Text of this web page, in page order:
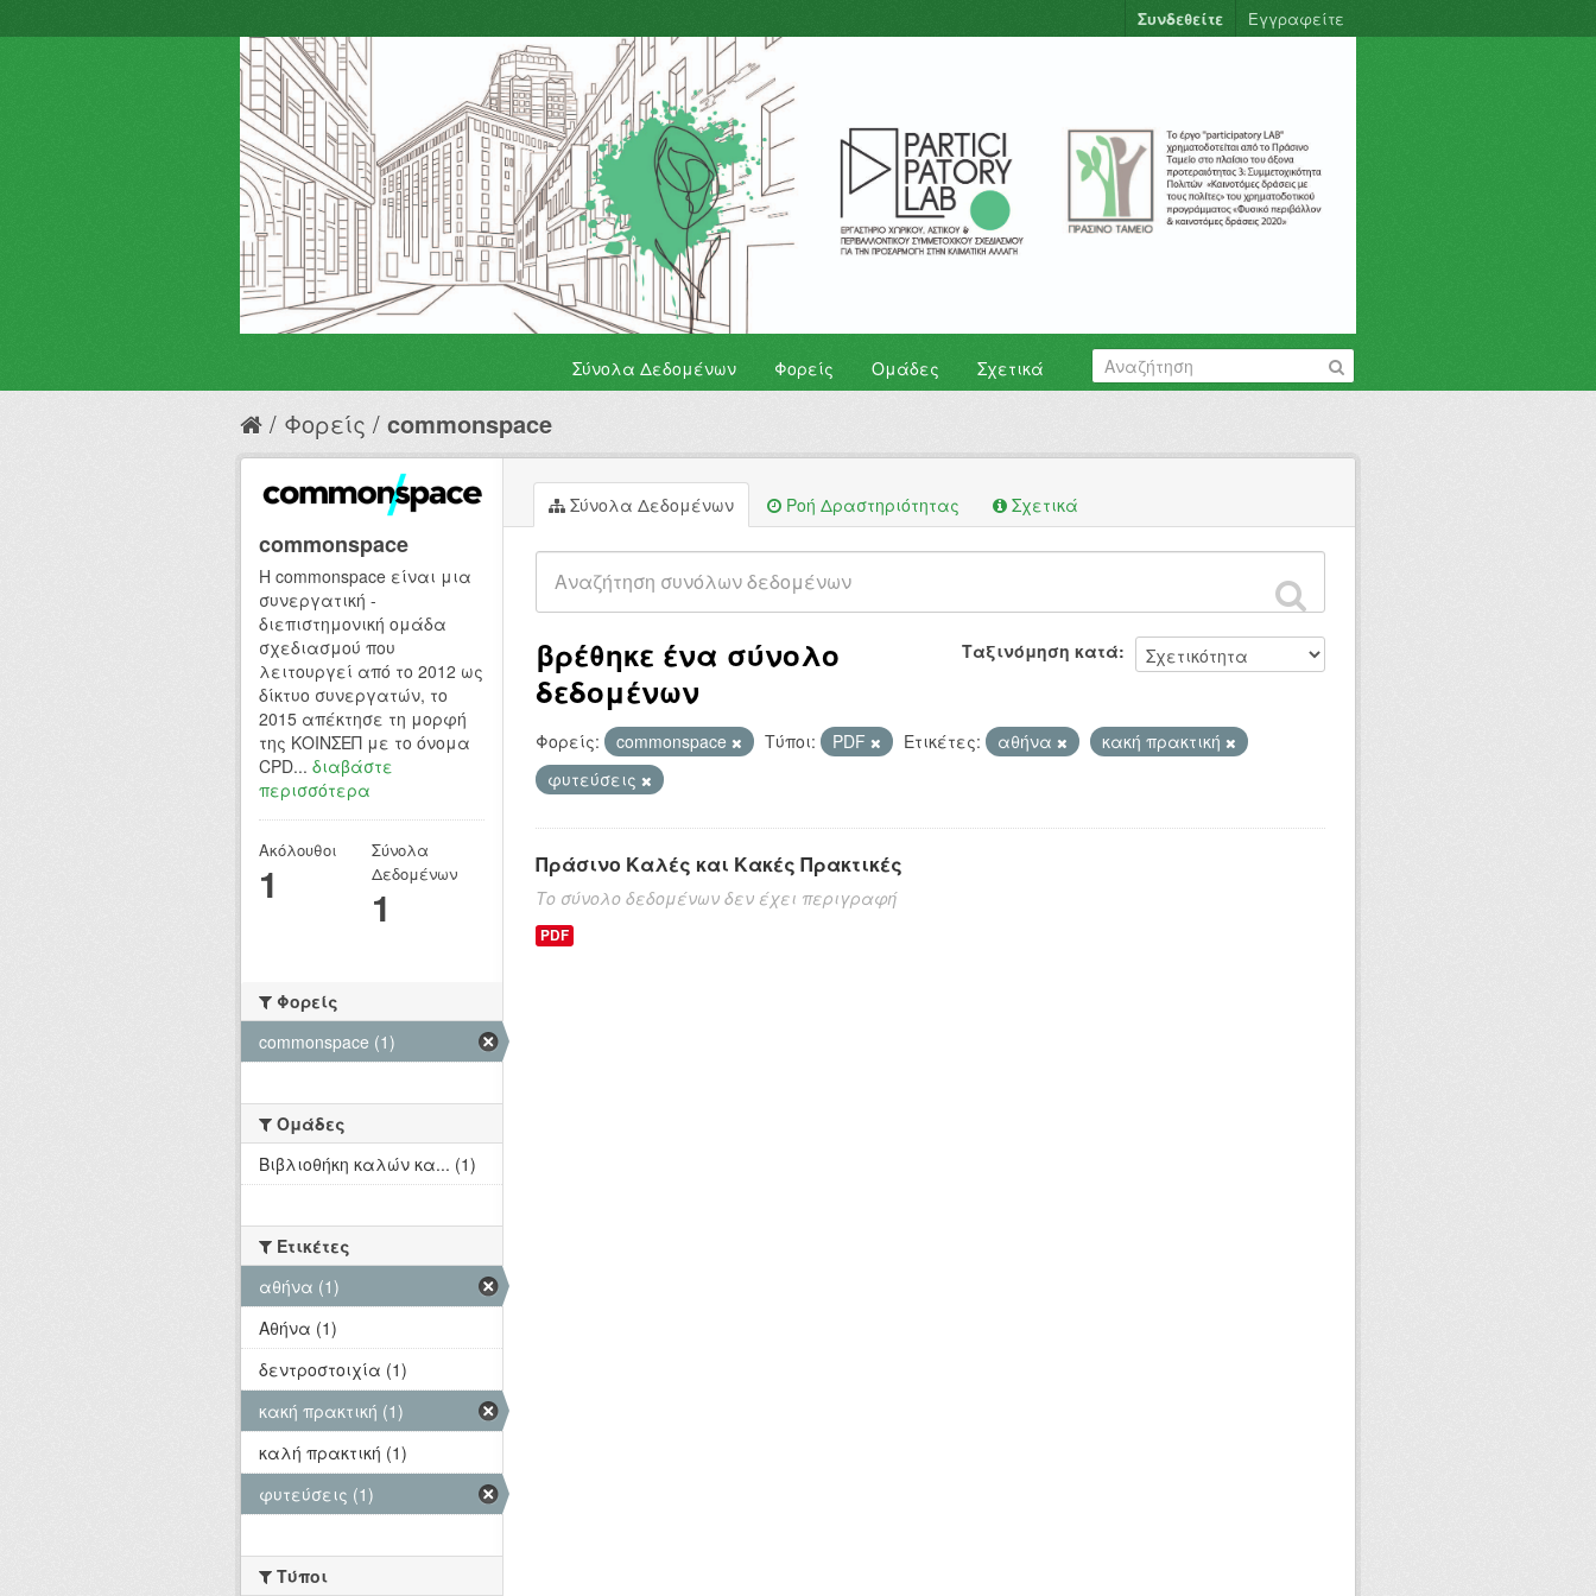
Συνδεθείτε Εγγραφείτε
Σύνολα Δεδομένων Φορείς Ομάδες Σχετικά
Φορείς commonspace
Σύνολα Δεδομένων Ροή Δραστηριότητας Σχετικά
Ταξινόμηση κατά
βρέθηκε ένα σύνολο
δεδομένων
Φορείς: commonspace Τύποι: PDF Ετικέτες: αθήνα
κακή πρακτική
φυτεύσεις
Πράσινο Καλές και Κακές Πρακτικές
Το σύνολο δεδομένων δεν έχει περιγραφή
PDF
commonspace
H commonspace είναι μια
συνεργατική -
διεπιστημονική ομάδα
σχεδιασμού που
λειτουργεί από το 2012 ως
δίκτυο συνεργατών, το
2015 απέκτησε τη μορφή
της ΚΟΙΝΣΕΠ με το όνομα
CPD... διαβάστε
περισσότερα
Ακόλουθοι
1
Σύνολα
Δεδομένων
1
Φορείς
commonspace (1)
Ομάδες
Βιβλιοθήκη καλών κα... (1)
Ετικέτες
αθήνα (1)
Αθήνα (1)
δεντροστοιχία (1)
κακή πρακτική (1)
καλή πρακτική (1)
φυτεύσεις (1)
Τύποι